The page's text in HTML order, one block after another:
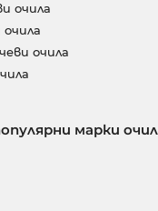
очила
очила
очила
марки